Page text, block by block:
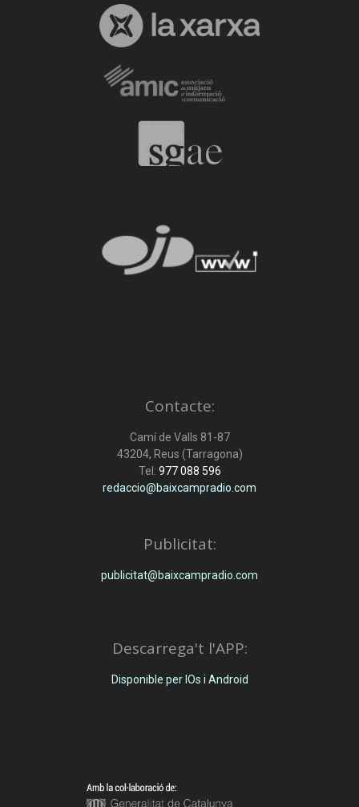
Contacte:
Camí de Valls 81-87
43204, Reus (Tarragona)
Tel: 977 088 596
redaccio@baixcampradio.com
Publicitat:
publicitat@baixcampradio.com
Descarrega't l'APP:
Disponible per IOs i Android